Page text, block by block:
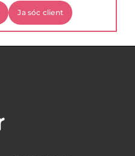
Ja sóc client